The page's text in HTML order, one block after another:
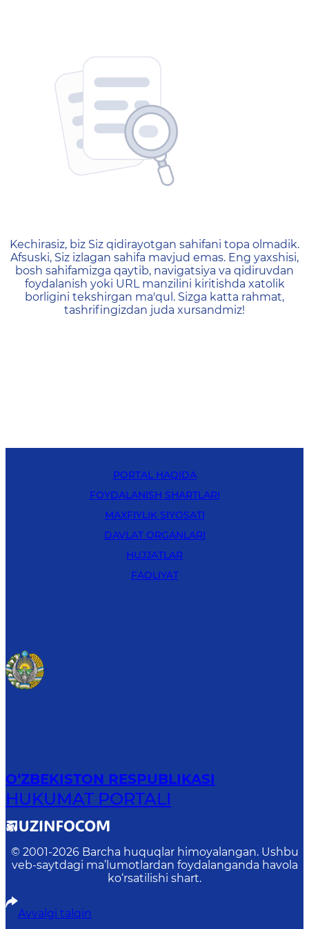
404 — Страница не
Kechirasiz, biz Siz qidirayotgan sahifani topa olmadik.
Afsuski, Siz izlagan sahifa mavjud emas. Eng yaxshisi,
bosh sahifamizga qaytib, navigatsiya va qidiruvdan
foydalanish yoki URL manzilini kiritishda xatolik
borligini tekshirgan ma'qul. Sizga katta rahmat,
tashrifingizdan juda xursandmiz!
PORTAL HAQIDA
FOYDALANISH SHARTLARI
MAXFIYLIK SIYOSATI
DAVLAT ORGANLARI
HUJJATLAR
FAOLIYAT
O‘ZBEKISTON RESPUBLIKASI
HUKUMAT PORTALI
© 2001-2026 Barcha huquqlar himoyalangan. Ushbu
veb-saytdagi ma’lumotlardan foydalanganda havola
ko‘rsatilishi shart.
Avvalgi talqin